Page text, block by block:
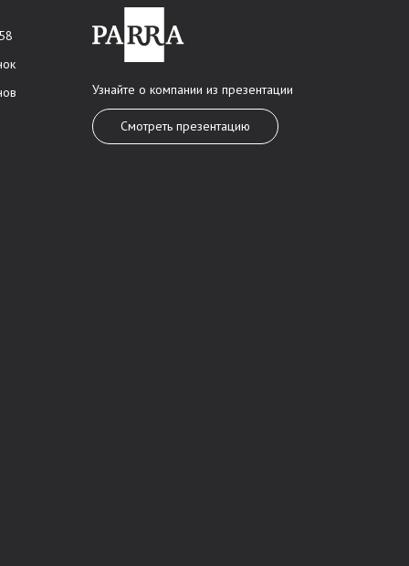
Узнайте о компании из презентации
Смотреть презентацию